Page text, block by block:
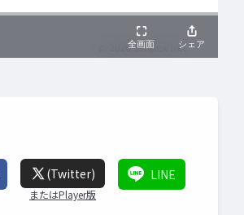
(Twitter)
またはPlayer版
LINE